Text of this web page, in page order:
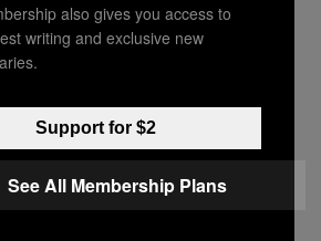
który broni
also gives you access to
writing and exclusive new
Support for $2
See All Membership Plans